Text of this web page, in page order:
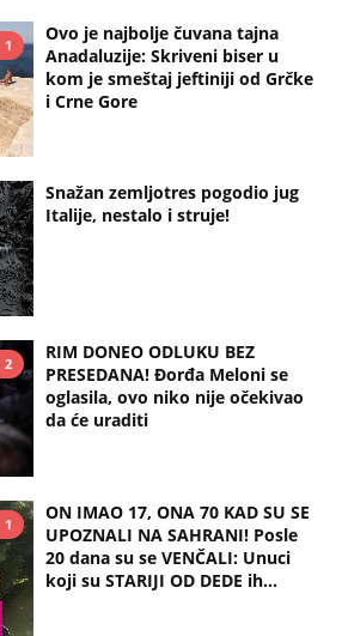
1
Ovo je najbolje čuvana tajna
Anadaluzije: Skriveni biser u
kom je smeštaj jeftiniji od Grčke
i Crne Gore
Snažan zemljotres pogodio jug
Italije, nestalo i struje!
2
RIM DONEO ODLUKU BEZ
PRESEDANA! Đorđa Meloni se
oglasila, ovo niko nije očekivao
da će uraditi
1
ON IMAO 17, ONA 70 KAD SU SE
UPOZNALI NA SAHRANI! Posle
20 dana su se VENČALI: Unuci
koji su STARIJI OD DEDE ih...